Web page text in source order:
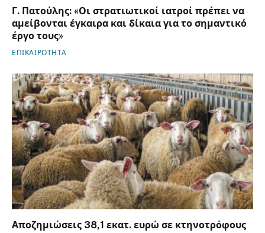
Γ. Πατούλης: «Οι στρατιωτικοί ιατροί πρέπει να
αμείβονται έγκαιρα και δίκαια για το σημαντικό
έργο τους»
ΕΠΙΚΑΙΡΟΤΗΤΑ
Αποζημιώσεις 38,1 εκατ. ευρώ σε κτηνοτρόφους